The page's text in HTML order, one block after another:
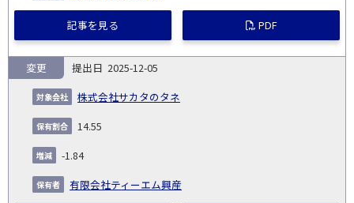
記事を見る PDF
2025-12-05
株式会社サカタのタネ
変更
14.55
-1.84
有限会社ティーエム興産